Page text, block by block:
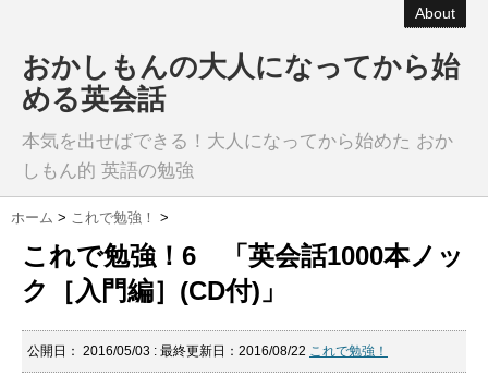
About
おかしもんの大人になってから始
める英会話
本気を出せばできる！大人になってから始めた おか
しもん的 英語の勉強
ホーム > これで勉強！ >
これで勉強！6 「英会話1000本ノッ
ク［入門編］(CD付)」
公開日： 2016/05/03 : 最終更新日：2016/08/22 これで勉強！